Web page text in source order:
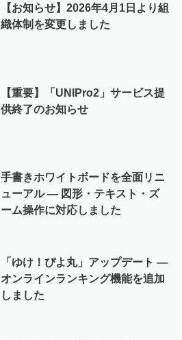
【お知らせ】2026年4月1日より組
織体制を変更しました
【重要】「UNIPro2」サービス提
供終了のお知らせ
手書きホワイトボードを全面リニ
ューアル — 図形・テキスト・ズ
ーム操作に対応しました
「ゆけ！ぴよ丸」アップデート —
オンラインランキング機能を追加
しました